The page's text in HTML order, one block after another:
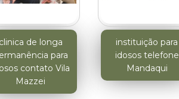
clinica de longa
para
contato Vila
Mazzei
instituição para
idosos telefone
Mandaqui